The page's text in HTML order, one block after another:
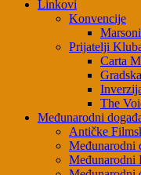
Linkovi
Konvencije
Prijatelji
Carta
The
Međunarodni
Antičke
Međunarodni
Međunarodni